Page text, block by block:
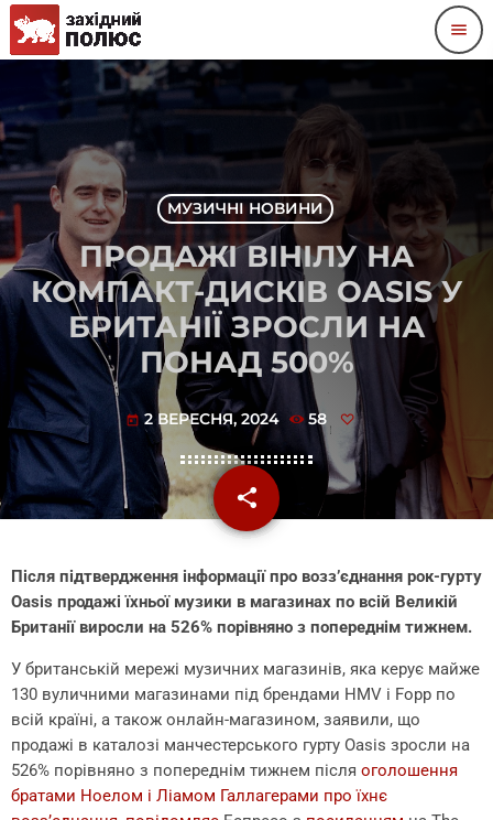
menu
МУЗИЧНІ НОВИНИ
ПРОДАЖІ ВІНІЛУ НА
КОМПАКТ-ДИСКІВ OASIS У
БРИТАНІЇ ЗРОСЛИ НА
ПОНАД 500%
today 2 ВЕРЕСНЯ, 2024 58
share
email
Після підтвердження інформації про воззʼєднання рок-гурту
Oasis продажі їхньої музики в магазинах по всій Великій
Британії виросли на 526% порівняно з попереднім тижнем.
У британській мережі музичних магазинів, яка керує майже
130 вуличними магазинами під брендами HMV і Fopp по
всій країні, а також онлайн-магазином, заявили, що
продажі в каталозі манчестерського гурту Oasis зросли на
526% порівняно з попереднім тижнем після оголошення
братами Ноелом і Ліамом Галлагерами про їхнє